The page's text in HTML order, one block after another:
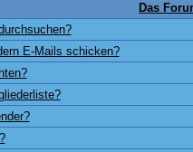
Das
E-Mails schicken?